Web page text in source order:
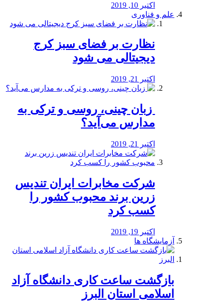
اکتبر 10, 2019
علم و فناوری
نظارت بر فضای سبز کرج
دیجیتالی می شود
اکتبر 21, 2019
️ زبان چینی، روسی و ترکی به
مدارس می‌آید؟
اکتبر 21, 2019
شرکت مخابرات ایران تندیس
زرین برند محبوب کشور را
کسب کرد
اکتبر 19, 2019
آزمایشگاه ها
بازگشت ساعت کاری دانشگاه آزاد
اسلامی استان البرز